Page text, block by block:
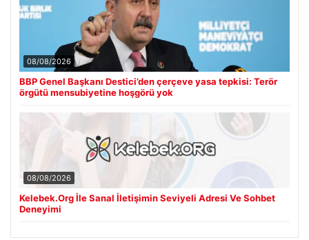
08/08/2026
BBP Genel Başkanı Destici’den çerçeve yasa tepkisi: Terör
örgütü mensubiyetine hoşgörü yok
08/08/2026
Kelebek.Org İle Sanal İletişimin Seviyeli Adresi Ve Sohbet
Deneyimi